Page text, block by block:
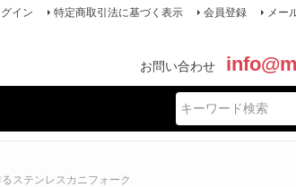
グイン 特定商取引法に基づく表示 会員登録 メー
お問い合わせ
ステンレスカニフォーク